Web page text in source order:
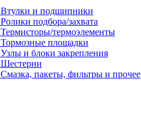
Втулки и подшипники
Ролики подбора/захвата
Термисторы/термоэлементы
Тормозные площадки
Узлы и блоки закрепления
Шестерни
Смазка, пакеты, фильтры и прочее